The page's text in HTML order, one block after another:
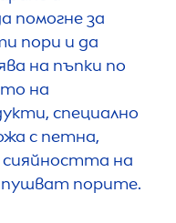
помогне за
пори и да
на пъпки по
на
специално
с петна,
сияйността на
порите.